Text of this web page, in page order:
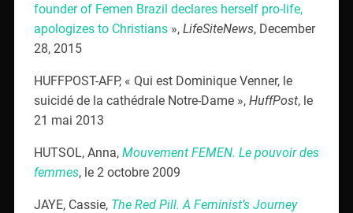
founder of Femen Brazil declares herself pro-life,
apologizes to Christians», LifeSiteNews, December
28, 2015
HUFFPOST-AFP, « Qui est Dominique Venner, le
suicidé de la cathédrale Notre-Dame », HuffPost, le
21 mai 2013
HUTSOL, Anna, Mouvement FEMEN. Le pouvoir des
femmes, le 2 octobre 2009
JAYE, Cassie, The Red Pill. A Feminist’s Journey